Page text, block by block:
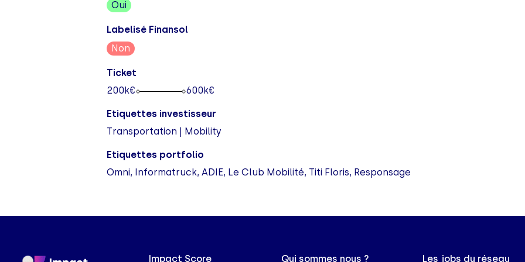
Oui
Labelisé Finansol
Non
Ticket
200k€ 600k€
Etiquettes investisseur
Transportation | Mobility
Etiquettes portfolio
Omni, Informatruck, ADIE, Le Club Mobilité, Titi Floris, Responsage
Impact Score Qui sommes nous ? Les jobs du réseau